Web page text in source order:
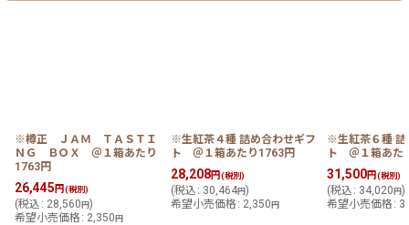
※樽正 ＪＡＭ ＴＡＳＴＩ
ＮＧ ＢＯＸ ＠１箱あたり
1763円
26,445 円(税別)
(税込 : 28,560円)
希望小売価格 : 2,350円
※生紅茶４種 詰め合わせギフ
ト ＠１箱あたり1763円
28,208円(税別)
(税込 : 30,464円)
希望小売価格 : 2,350円
※生紅茶６種 詰
ト ＠１箱あた
31,500円(税別)
(税込 : 34,020円)
希望小売価格 :